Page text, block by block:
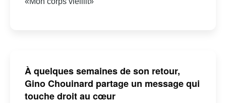
À quelques semaines de son retour,
Gino Chouinard partage un message qui
touche droit au cœur